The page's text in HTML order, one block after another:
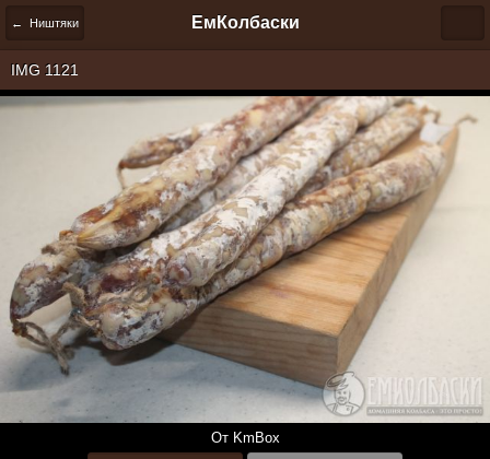
← Ништяки ЕмКолбаски
IMG 1121
От KmBox